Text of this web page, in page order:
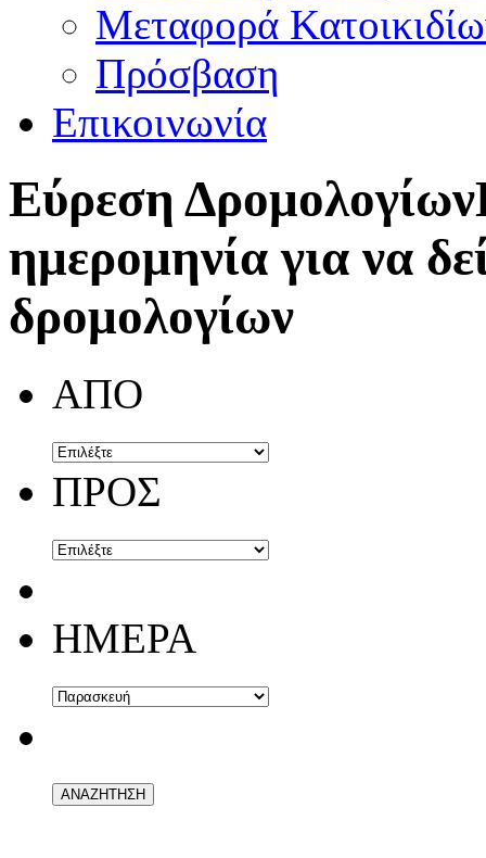
Μεταφορά
Πρόσβαση
Επικοινωνία
Εύρεση Δρομολογίων
ημερομηνία για να
δρομολογίων
ΑΠΟ
ΠΡΟΣ
ΗΜΕΡΑ